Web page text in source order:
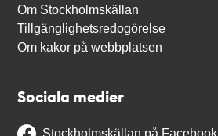
Om Stockholmskällan
Tillgänglighetsredogörelse
Om kakor på webbplatsen
Sociala medier
Stockholmskällan på Facebook